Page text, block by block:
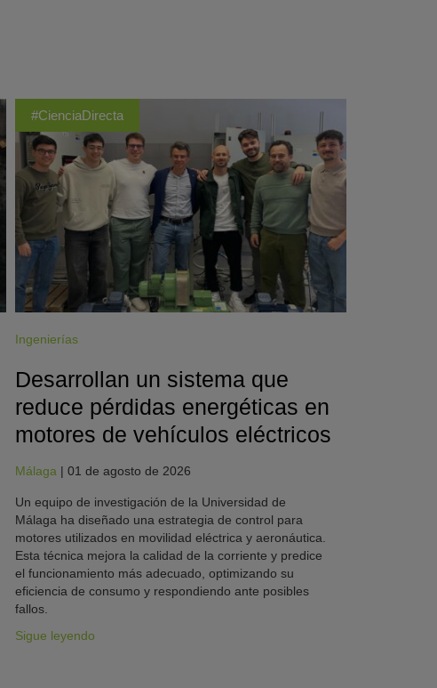
#CienciaDirecta
Ingenierías
Desarrollan un sistema que
reduce pérdidas energéticas en
motores de vehículos eléctricos
Málaga | 01 de agosto de 2026
Un equipo de investigación de la Universidad de
Málaga ha diseñado una estrategia de control para
motores utilizados en movilidad eléctrica y aeronáutica.
Esta técnica mejora la calidad de la corriente y predice
el funcionamiento más adecuado, optimizando su
eficiencia de consumo y respondiendo ante posibles
fallos.
Sigue leyendo